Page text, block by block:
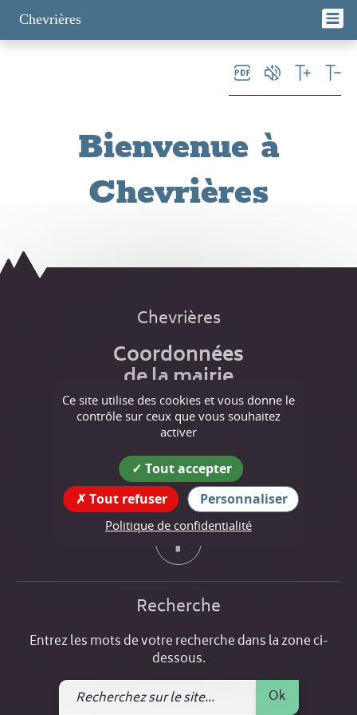
Chevrières
Bienvenue à
Chevrières
Chevrières
Coordonnées
de la mairie
10 place Vincendon-Dumoulin,
38160 Chevrières
tél : 04 76 64 10 56
Suivez nous !
Recherche
Entrez les mots de votre recherche dans la zone ci-
dessous.
Recherchez
sur
Ok
Ce site utilise des cookies et vous donne le
contrôle sur ceux que vous souhaitez
activer
Tout accepter
Tout refuser
Personnaliser
Politique de confidentialité